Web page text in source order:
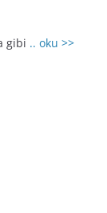
gibi .. oku >>